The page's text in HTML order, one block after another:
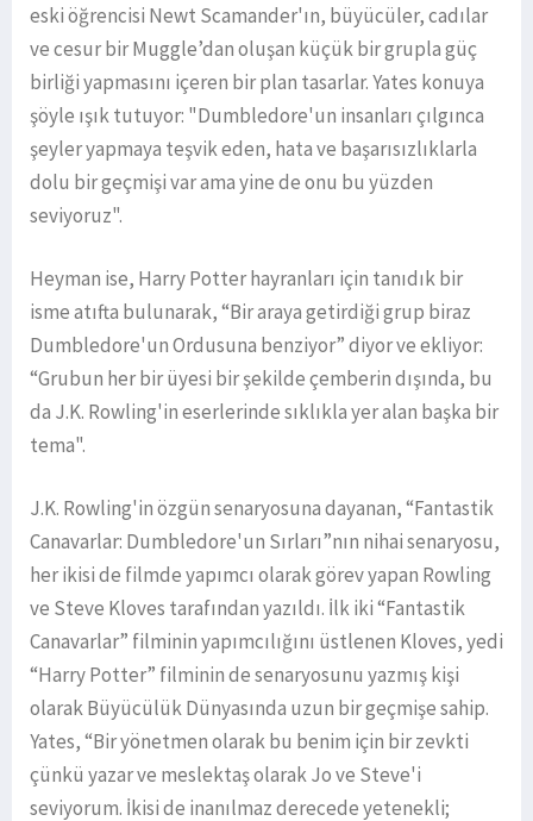
eski öğrencisi Newt Scamander'ın, büyücüler, cadılar
ve cesur bir Muggle’dan oluşan küçük bir grupla güç
birliği yapmasını içeren bir plan tasarlar. Yates konuya
şöyle ışık tutuyor: "Dumbledore'un insanları çılgınca
şeyler yapmaya teşvik eden, hata ve başarısızlıklarla
dolu bir geçmişi var ama yine de onu bu yüzden
seviyoruz".
Heyman ise, Harry Potter hayranları için tanıdık bir
isme atıfta bulunarak, “Bir araya getirdiği grup biraz
Dumbledore'un Ordusuna benziyor” diyor ve ekliyor:
“Grubun her bir üyesi bir şekilde çemberin dışında, bu
da J.K. Rowling'in eserlerinde sıklıkla yer alan başka bir
tema".
J.K. Rowling'in özgün senaryosuna dayanan, “Fantastik
Canavarlar: Dumbledore'un Sırları”nın nihai senaryosu,
her ikisi de filmde yapımcı olarak görev yapan Rowling
ve Steve Kloves tarafından yazıldı. İlk iki “Fantastik
Canavarlar” filminin yapımcılığını üstlenen Kloves, yedi
“Harry Potter” filminin de senaryosunu yazmış kişi
olarak Büyücülük Dünyasında uzun bir geçmişe sahip.
Yates, “Bir yönetmen olarak bu benim için bir zevkti
çünkü yazar ve meslektaş olarak Jo ve Steve'i
seviyorum. İkisi de inanılmaz derecede yetenekli;